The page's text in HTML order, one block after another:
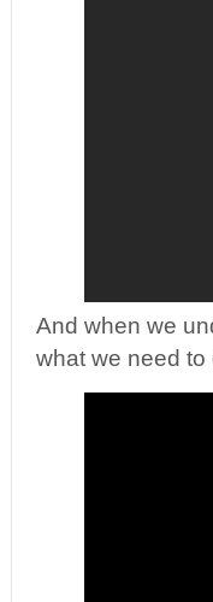
And when we
what we need to